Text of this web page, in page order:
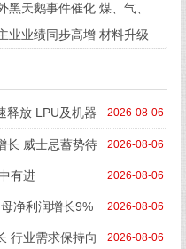
天鹅事件催化 煤、气、
业业绩同步高增 材料升级
2026-08-06
释放 LPU及机器
2026-08-06
长 威士忌蓄势待
2026-08-06
有进
2026-08-06
净利润增长9%
2026-08-06
行业需求保持向